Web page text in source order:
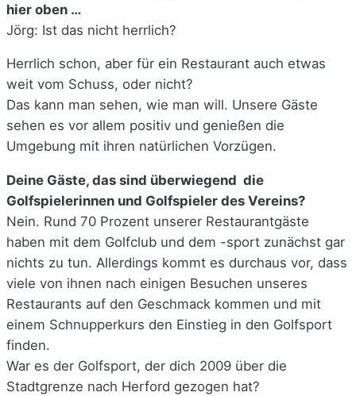
hier oben …
Jörg: Ist das nicht herrlich?
Herrlich schon, aber für ein Restaurant auch etwas
weit vom Schuss, oder nicht?
Das kann man sehen, wie man will. Unsere Gäste
sehen es vor allem positiv und genießen die
Umgebung mit ihren natürlichen Vorzügen.
Deine Gäste, das sind überwiegend die
Golfspielerinnen und Golfspieler des Vereins?
Nein. Rund 70 Prozent unserer Restaurantgäste
haben mit dem Golfclub und dem -sport zunächst gar
nichts zu tun. Allerdings kommt es durchaus vor, dass
viele von ihnen nach einigen Besuchen unseres
Restaurants auf den Geschmack kommen und mit
einem Schnupperkurs den Einstieg in den Golfsport
finden.
War es der Golfsport, der dich 2009 über die
Stadtgrenze nach Herford gezogen hat?